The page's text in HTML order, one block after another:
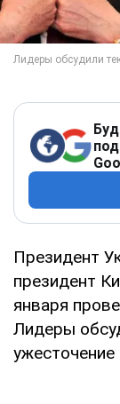
Президент
президент
января
Лидеры
ужесточение